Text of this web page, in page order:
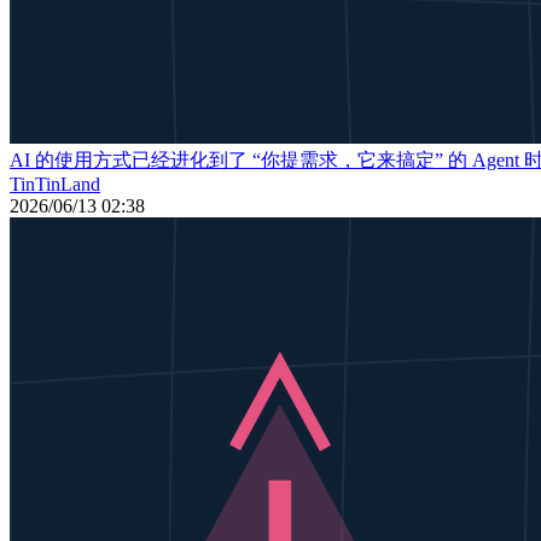
AI 的使用方式已经进化到了 “你提需求，它来搞定” 的 Agent
TinTinLand
2026/06/13 02:38